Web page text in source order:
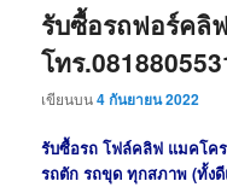
รับซื้อรถฟอร์คลิ
โทร
เขียนบน4 กันยายน 2022
รับซื้อรถ โฟล์คลิฟ แมคโคร
รถตัก รถขุด ทุกสภาพ (ทั้งดี